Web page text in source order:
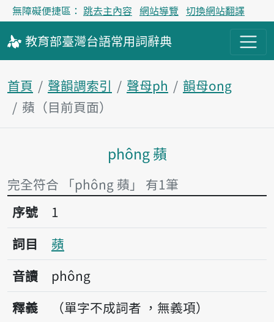
無障礙便捷區： 跳去主內容 網站導覽 切換網站翻譯
教育部臺灣台語常用詞辭典
首頁 聲韻調索引 聲母ph
韻母ong
蘋（目前頁面）
主內容區塊
phông 蘋
完全符合 「phông 蘋」 有1筆
序號1蘋
序號
1
詞目
蘋
音讀
phông
釋義
（單字不成詞者 ，無義項）